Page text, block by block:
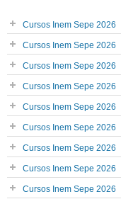
Cursos Inem Sepe 2026
Cursos Inem Sepe 2026
Cursos Inem Sepe 2026
Cursos Inem Sepe 2026
Cursos Inem Sepe 2026
Cursos Inem Sepe 2026
Cursos Inem Sepe 2026
Cursos Inem Sepe 2026
Cursos Inem Sepe 2026